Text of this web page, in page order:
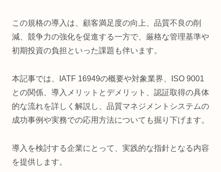
この規格の導入は、顧客満足度の向上、品質不良の削
減、競争力の強化を促進する一方で、厳格な管理基準や
初期投資の負担といった課題も伴います。
本記事では、IATF 16949の概要や対象業界、ISO 9001
との関係、導入メリットとデメリット、認証取得の具体
的な流れを詳しく解説し、品質マネジメントシステムの
成功事例や実務での応用方法についても掘り下げます。
導入を検討する企業にとって、実践的な指針となる内容
を提供します。